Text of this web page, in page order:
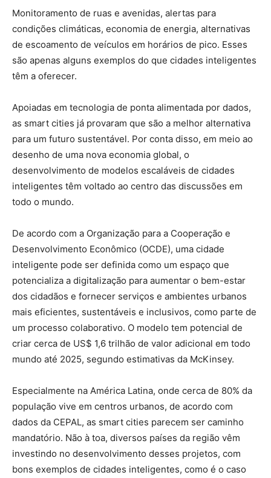
Monitoramento de ruas e avenidas, alertas para
condições climáticas, economia de energia, alternativas
de escoamento de veículos em horários de pico. Esses
são apenas alguns exemplos do que cidades inteligentes
têm a oferecer.
Apoiadas em tecnologia de ponta alimentada por dados,
as smart cities já provaram que são a melhor alternativa
para um futuro sustentável. Por conta disso, em meio ao
desenho de uma nova economia global, o
desenvolvimento de modelos escaláveis de cidades
inteligentes têm voltado ao centro das discussões em
todo o mundo.
De acordo com a Organização para a Cooperação e
Desenvolvimento Econômico (OCDE), uma cidade
inteligente pode ser definida como um espaço que
potencializa a digitalização para aumentar o bem-estar
dos cidadãos e fornecer serviços e ambientes urbanos
mais eficientes, sustentáveis e inclusivos, como parte de
um processo colaborativo. O modelo tem potencial de
criar cerca de US$ 1,6 trilhão de valor adicional em todo
mundo até 2025, segundo estimativas da McKinsey.
Especialmente na América Latina, onde cerca de 80% da
população vive em centros urbanos, de acordo com
dados da CEPAL, as smart cities parecem ser caminho
mandatório. Não à toa, diversos países da região vêm
investindo no desenvolvimento desses projetos, com
bons exemplos de cidades inteligentes, como é o caso